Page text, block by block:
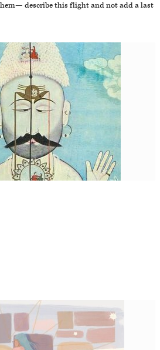
describe this flight and not add a last